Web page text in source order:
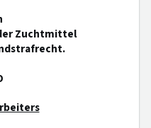
Zuchtmittel